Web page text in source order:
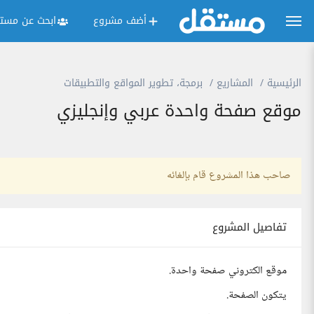
أضف مشروع ابحث عن
الرئيسية المشاريع برمجة، تطوير المواقع والتطبيقات
موقع صفحة واحدة عربي وإنجليزي
صاحب هذا المشروع قام بإلغائه
تفاصيل المشروع
موقع الكتروني صفحة واحدة.
يتكون الصفحة.